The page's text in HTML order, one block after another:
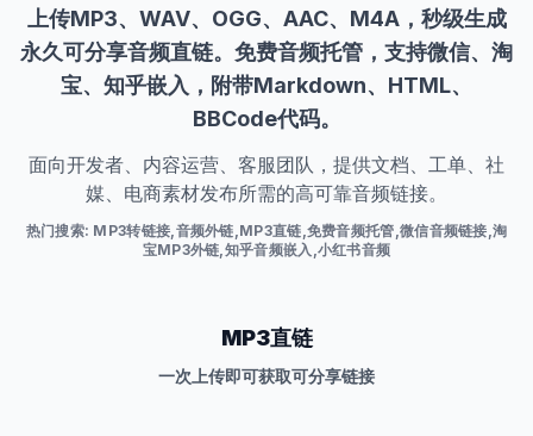
上传MP3、WAV、OGG、AAC、M4A，秒级生成
永久可分享音频直链。免费音频托管，支持微信、淘
宝、知乎嵌入，附带Markdown、HTML、
BBCode代码。
面向开发者、内容运营、客服团队，提供文档、工单、社
媒、电商素材发布所需的高可靠音频链接。
热门搜索: MP3转链接,音频外链,MP3直链,免费音频托管,微信音频链接,淘
宝MP3外链,知乎音频嵌入,小红书音频
MP3直链
一次上传即可获取可分享链接